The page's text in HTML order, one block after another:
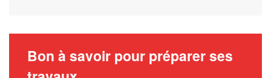
Bon à savoir pour préparer ses